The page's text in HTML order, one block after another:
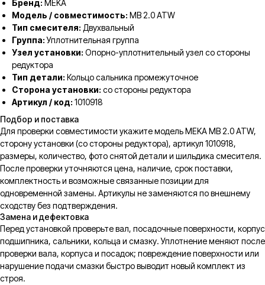
Бренд: MEKA
Модель / совместимость: MB 2.0 ATW
Тип смесителя: Двухвальный
Группа:Уплотнительная группа
Узел установки: Опорно-уплотнительный узел со стороны
редуктора
Тип детали: Кольцо сальника промежуточное
Сторона установки: со стороны редуктора
Артикул / код: 1010918
Подбор и поставка
Для проверки совместимости укажите модель MEKA MB 2.0 ATW,
сторону установки (со стороны редуктора), артикул 1010918,
размеры, количество, фото снятой детали и шильдика смесителя.
После проверки уточняются цена, наличие, срок поставки,
комплектность и возможные связанные позиции для
одновременной замены. Артикулы не заменяются по внешнему
сходству без подтверждения.
Замена и дефектовка
Перед установкой проверьте вал, посадочные поверхности, корпус
подшипника, сальники, кольца и смазку. Уплотнение меняют после
проверки вала, корпуса и посадок; повреждение поверхности или
нарушение подачи смазки быстро выводит новый комплект из
строя.